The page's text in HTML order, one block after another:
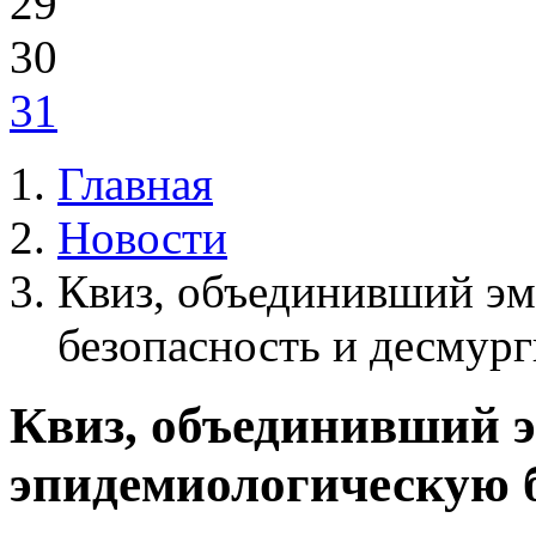
30
31
Главная
Новости
Квиз, объединивший
безопасность и
Квиз, объединивший
эпидемиологическую